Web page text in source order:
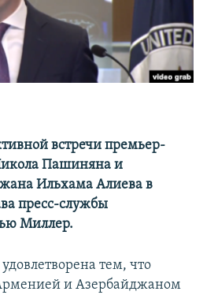
встречи премьер-
Пашиняна и
Ильхама Алиева в
пресс-службы
Миллер.
тем, что
и Азербайджаном